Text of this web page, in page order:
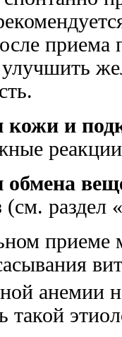
кожи и
(см. раздел
приеме
анемии
такой